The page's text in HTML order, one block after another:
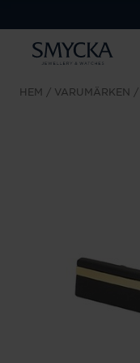
HEM VARUMÄRKEN